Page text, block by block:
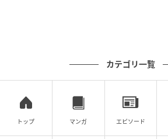
カテゴリ一覧
トップ マンガ エピソード